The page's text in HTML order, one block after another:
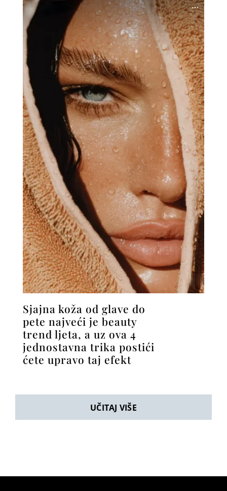
Sjajna koža od glave do
pete najveći je beauty
trend ljeta, a uz ova 4
jednostavna trika postići
ćete upravo taj efekt
UČITAJ VIŠE